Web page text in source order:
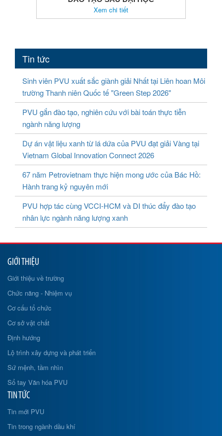
Xem chi tiết
Tin tức
Sinh viên PVU xuất sắc giành giải Nhất tại Liên hoan Môi
trường Thanh niên Quốc tế "Green Step 2026"
PVU gắn đào tạo, nghiên cứu với bài toán thực tiễn
ngành năng lượng
Dự án vật liệu xanh từ lá dứa của PVU đạt giải Vàng tại
Vietnam Global Innovation Connect 2026
67 năm Petrovietnam thực hiện mong ước của Bác Hồ:
Hành trang kỷ nguyên mới
PVU hợp tác cùng VCCI-HCM và DI thúc đẩy đào tạo
nhân lực ngành năng lượng xanh
GIỚI THIỆU
Giới thiệu về trường
Chức năng - Nhiệm vụ
Cơ cấu tổ chức
Cơ sở vật chất
Định hướng
Lộ trình xây dựng và phát triển
Sứ mệnh, tầm nhìn
Sổ tay Văn hóa PVU
TIN TỨC
Tin mới PVU
Tin trong ngành dầu khí